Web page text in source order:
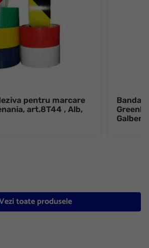
pentru marcare
art.8T44 , Alb,
Banda
Galben,
toate produsele